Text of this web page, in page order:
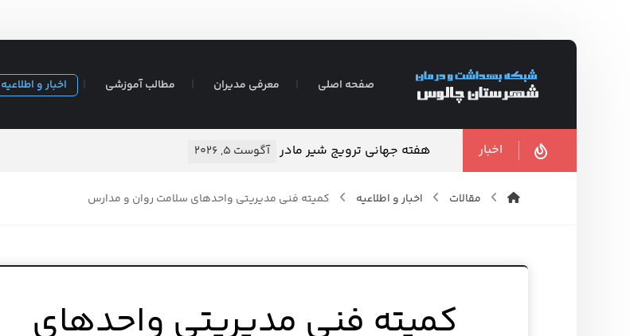
صفحه اصلی معرفی مدیران مطالب آموزشی اخبار و اطلاعیه
اخبار هفته جهانی ترویج شیر مادر آگوست ۵, ۲۰۲۶
مقالات اخبار و اطلاعیه کمیته فنی مدیریتی واحدهای سلامت روان و مدارس
کمیته فنی مدیریتی واحدهای